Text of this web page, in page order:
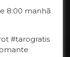
8:00 manhã
#tarogratis